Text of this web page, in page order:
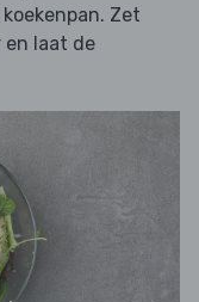
Zet
en laat de